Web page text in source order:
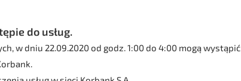
do usług.
w dniu 22.09.2020 od godz. 1:00 do 4:00 mogą wystąpić